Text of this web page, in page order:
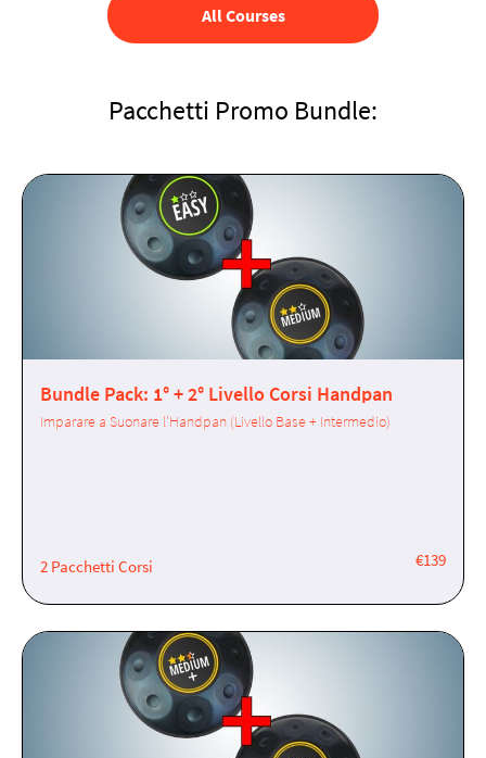
All Courses
Pacchetti Promo Bundle:
Bundle Pack: 1° + 2° Livello Corsi Handpan
Imparare a Suonare l'Handpan (Livello Base + Intermedio)
2 Pacchetti Corsi €139